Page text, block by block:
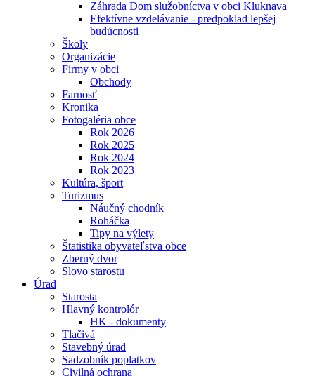
Záhrada Dom služobníctva v obci Kluknava
Efektívne vzdelávanie - predpoklad lepšej
budúcnosti
Školy
Organizácie
Firmy v obci
Obchody
Farnosť
Kronika
Fotogaléria obce
Rok 2026
Rok 2025
Rok 2024
Rok 2023
Kultúra, šport
Turizmus
Náučný chodník
Roháčka
Tipy na výlety
Štatistika obyvateľstva obce
Zberný dvor
Slovo starostu
Úrad
Starosta
Hlavný kontrolór
HK - dokumenty
Tlačivá
Stavebný úrad
Sadzobník poplatkov
Civilná ochrana